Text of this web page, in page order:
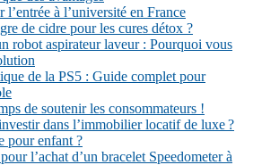
à l’université en France
de cidre pour les cures détox ?
robot aspirateur laveur : Pourquoi vous
de la PS5 : Guide complet pour
de soutenir les consommateurs !
dans l’immobilier locatif de luxe ?
pour enfant ?
l’achat d’un bracelet Speedometer à